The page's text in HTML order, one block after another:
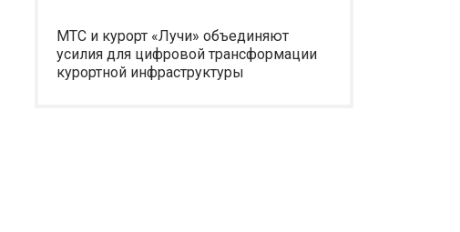
МТС и курорт «Лучи» объединяют
усилия для цифровой трансформации
курортной инфраструктуры